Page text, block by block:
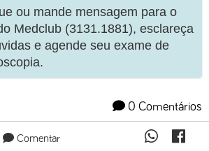
ou mande mensagem para o
Medclub (3131.1881), esclareça
e agende seu exame de
0 Comentários
Comentar